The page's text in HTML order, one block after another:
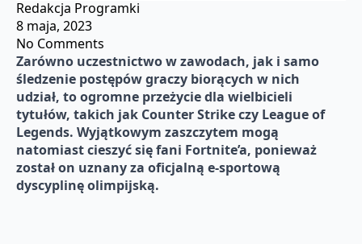
Redakcja Programki
8 maja, 2023
No Comments
Zarówno uczestnictwo w zawodach, jak i samo
śledzenie postępów graczy biorących w nich
udział, to ogromne przeżycie dla wielbicieli
tytułów, takich jak Counter Strike czy League of
Legends. Wyjątkowym zaszczytem mogą
natomiast cieszyć się fani Fortnite’a, ponieważ
został on uznany za oficjalną e-sportową
dyscyplinę olimpijską.